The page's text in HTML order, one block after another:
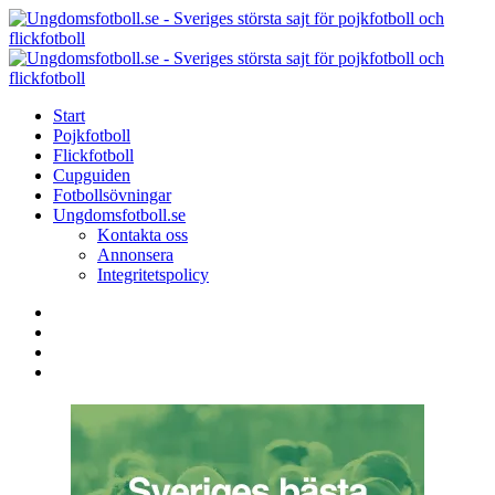
Menu
Search
Menu
Start
Pojkfotboll
Flickfotboll
Cupguiden
Fotbollsövningar
Ungdomsfotboll.se
Kontakta oss
Annonsera
Integritetspolicy